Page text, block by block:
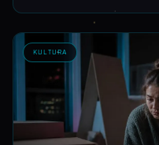
KULTURA